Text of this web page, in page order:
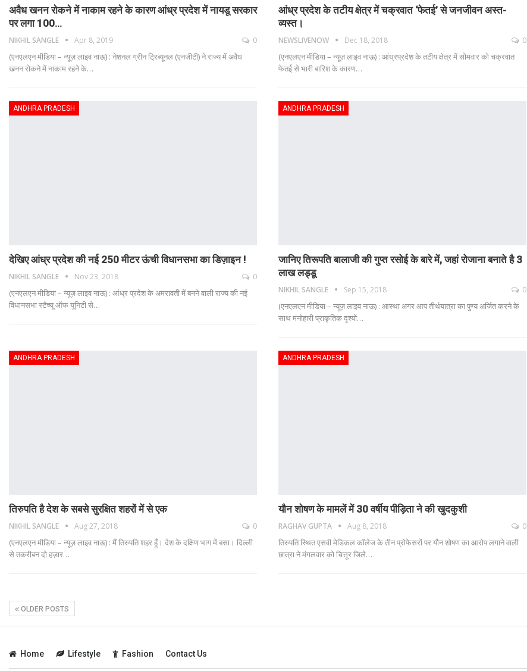
अवैध खनन रोकने में नाकाम रहने के कारण आंध्र प्रदेश में नायडू सरकार
पर लगा 100…
NIKHIL SANGLE Apr 8, 2019 0
(एनएलएन मीडिया – न्यूज़ लाइव नाऊ) : नेशनल ग्रीन ट्रिब्यूनल (एनजीटी) ने राज्य में अवैध
खनन रोकने में नाकाम रहने के…
आंध्र प्रदेश के तटीय क्षेत्र में चक्रवात ‘फेतई’ से जनजीवन अस्त-
व्यस्त।
NEWSLIVENOW Dec 18, 2018 0
(एनएलएन मीडिया – न्यूज़ लाइव नाऊ) : आंध्रप्रदेश के तटीय क्षेत्र में सोमवार को चक्रवात
फेतई से भारी बारिश के कारण…
ANDHRA PRADESH
देखिए आंध्र प्रदेश की नई 250 मीटर ऊंची विधानसभा का डिज़ाइन !
NIKHIL SANGLE Nov 23, 2018 0
(एनएलएन मीडिया – न्यूज़ लाइव नाऊ) : आंध्र प्रदेश के अमरावती में बनने वाली राज्य की नई
विधानसभा स्टैच्यू ऑफ यूनिटी से…
ANDHRA PRADESH
जानिए तिरूपति बालाजी की गुप्त रसोई के बारे में, जहां रोजाना बनाते है 3
लाख लड्डू
NIKHIL SANGLE Sep 15, 2018 0
(एनएलएन मीडिया – न्यूज़ लाइव नाऊ) : आस्था अगर आप तीर्थयात्रा का पुण्य अर्जित करने के
साथ मनोहारी प्राकृतिक दृश्यों…
ANDHRA PRADESH
तिरुपति है देश के सबसे सुरक्षित शहरों में से एक
NIKHIL SANGLE Aug 27, 2018 0
(एनएलएन मीडिया – न्यूज़ लाइव नाऊ) : मैं तिरुपति शहर हूँ। देश के दक्षिण भाग में बसा। दिल्ली
से तकरीबन दो हज़ार…
ANDHRA PRADESH
यौन शोषण के मामलें में 30 वर्षीय पीड़िता ने की खुदकुशी
RAGHAV GUPTA Aug 8, 2018 0
तिरुपति स्थित एसवी मेडिकल कॉलेज के तीन प्रोफेसरों पर यौन शोषण का आरोप लगाने वाली
छात्रा ने मंगलवार को चित्तूर जिले…
OLDER POSTS
Home Lifestyle Fashion Contact Us